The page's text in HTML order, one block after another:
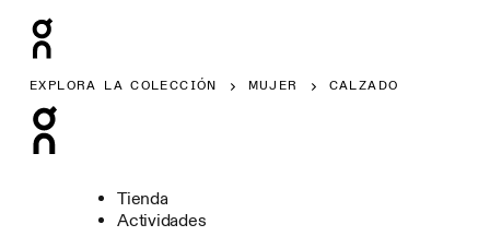
EXPLORA LA COLECCIÓN MUJER CALZADO
Tienda
Actividades